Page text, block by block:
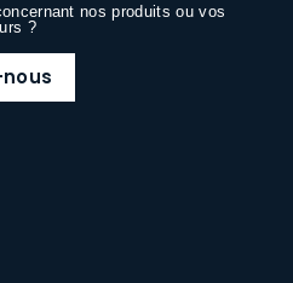
nos produits ou vos
?